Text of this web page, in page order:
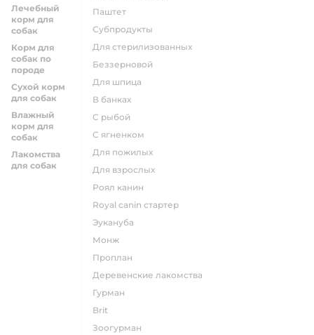
Лечебный
корм для
собак
Корм для
собак по
породе
Сухой корм
для собак
Влажный
корм для
собак
Лакомства
для собак
паштет
субпродукты
для стерилизованных
беззерновой
для шпица
в банках
с рыбой
с ягненком
для пожилых
для взрослых
роял канин
Royal canin стартер
эукануба
монж
проплан
деревенские лакомства
гурман
brit
зоогурман